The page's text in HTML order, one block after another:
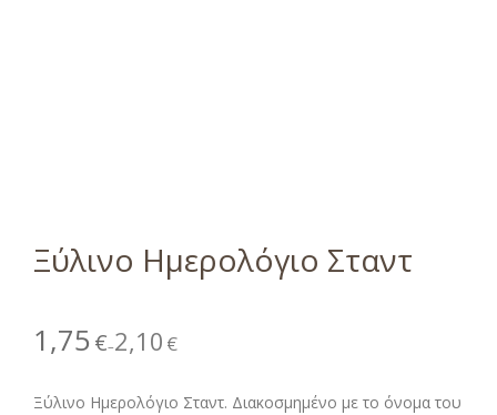
Ξύλινο Ημερολόγιο Σταντ
1,75 €–2,10 €
Ξύλινο Ημερολόγιο Σταντ. Διακοσμημένο με το όνομα του